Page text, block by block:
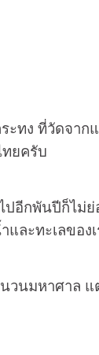
ะทง ที่วัดจาก
ทยครับ
ปอีกพันปีก็ไม่
ละทะเลของ
วนมหาศาล